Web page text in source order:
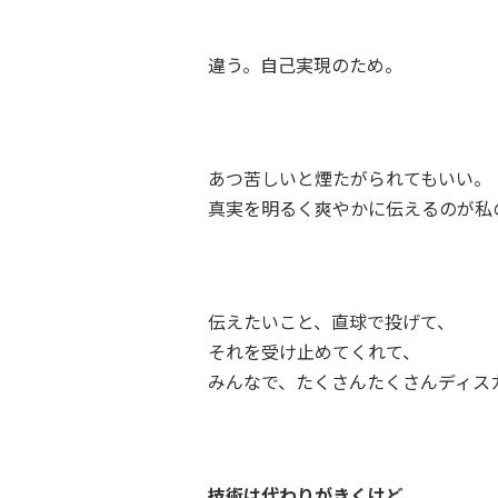
違う。自己実現のため。
あつ苦しいと煙たがられてもいい。
真実を明るく爽やかに伝えるのが私
伝えたいこと、直球で投げて、
それを受け止めてくれて、
みんなで、たくさんたくさんディス